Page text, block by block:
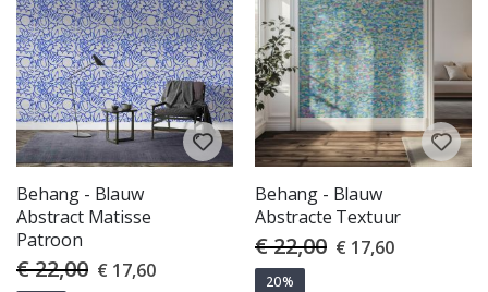
Behang - Blauw
Abstract Matisse
Patroon
€ 22,00 Special
Price
€ 17,60
Behang - Blauw
Abstracte Textuur
€ 22,00 Special
Price
€ 17,60
20%